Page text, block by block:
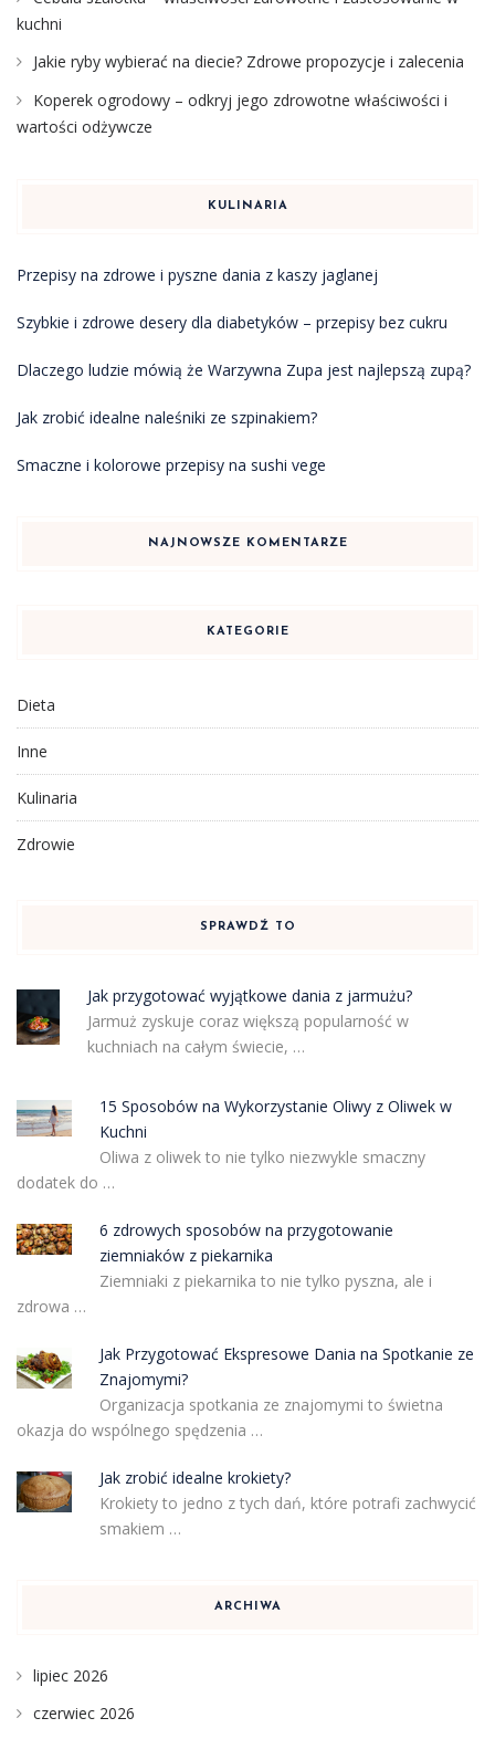
kuchni
Jakie ryby wybierać na diecie? Zdrowe propozycje i zalecenia
Koperek ogrodowy – odkryj jego zdrowotne właściwości i
wartości odżywcze
KULINARIA
Przepisy na zdrowe i pyszne dania z kaszy jaglanej
Szybkie i zdrowe desery dla diabetyków – przepisy bez cukru
Dlaczego ludzie mówią że Warzywna Zupa jest najlepszą zupą?
Jak zrobić idealne naleśniki ze szpinakiem?
Smaczne i kolorowe przepisy na sushi vege
NAJNOWSZE KOMENTARZE
KATEGORIE
Dieta
Inne
Kulinaria
Zdrowie
SPRAWDŹ TO
Jak przygotować wyjątkowe dania z jarmużu?
Jarmuż zyskuje coraz większą popularność w
kuchniach na całym świecie, …
15 Sposobów na Wykorzystanie Oliwy z Oliwek w
Kuchni
Oliwa z oliwek to nie tylko niezwykle smaczny
dodatek do …
6 zdrowych sposobów na przygotowanie
ziemniaków z piekarnika
Ziemniaki z piekarnika to nie tylko pyszna, ale i
zdrowa …
Jak Przygotować Ekspresowe Dania na Spotkanie ze
Znajomymi?
Organizacja spotkania ze znajomymi to świetna
okazja do wspólnego spędzenia …
Jak zrobić idealne krokiety?
Krokiety to jedno z tych dań, które potrafi zachwycić
smakiem …
ARCHIWA
lipiec 2026
czerwiec 2026